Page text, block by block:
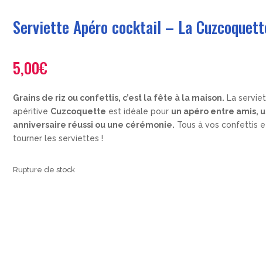
Serviette Apéro cocktail – La
5,00€
Grains de riz ou confettis, c’est la fête à la maison. La
apéritive Cuzcoquette est idéale pour un apéro entre amis,
anniversaire réussi ou une cérémonie. Tous à vos confettis
tourner les serviettes !
Rupture de stock